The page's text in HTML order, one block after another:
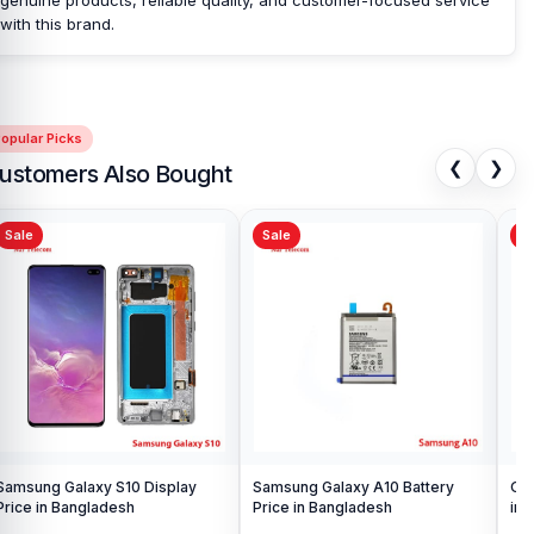
with this brand.
Picks
Also Bought ❮ ❯
Sale
Galaxy S10 Display
in Bangladesh
Sale
Samsung Galaxy A10 Battery
Price in Bangladesh
in